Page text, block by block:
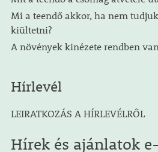
Mi a teendő akkor, ha nem
kiültetni?
A növények kinézete rendben
Hírlevél
LEIRATKOZÁS A HÍRLEVÉLRŐL
Hírek és ajánlatok